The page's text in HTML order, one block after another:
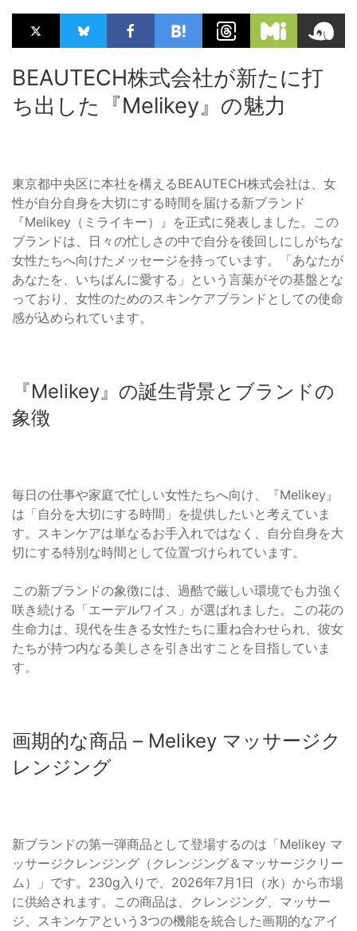
BEAUTECH株式会社が新たに打
ち出した『Melikey』の魅力
東京都中央区に本社を構えるBEAUTECH株式会社は、女
性が自分自身を大切にする時間を届ける新ブランド
『Melikey（ミライキー）』を正式に発表しました。この
ブランドは、日々の忙しさの中で自分を後回しにしがちな
女性たちへ向けたメッセージを持っています。「あなたが
あなたを、いちばんに愛する」という言葉がその基盤とな
っており、女性のためのスキンケアブランドとしての使命
感が込められています。
『Melikey』の誕生背景とブランドの
象徴
毎日の仕事や家庭で忙しい女性たちへ向け、『Melikey』
は「自分を大切にする時間」を提供したいと考えていま
す。スキンケアは単なるお手入れではなく、自分自身を大
切にする特別な時間として位置づけられています。
この新ブランドの象徴には、過酷で厳しい環境でも力強く
咲き続ける「エーデルワイス」が選ばれました。この花の
生命力は、現代を生きる女性たちに重ね合わせられ、彼女
たちが持つ内なる美しさを引き出すことを目指していま
す。
画期的な商品 – Melikey マッサージク
レンジング
新ブランドの第一弾商品として登場するのは「Melikey マ
ッサージクレンジング（クレンジング＆マッサージクリー
ム）」です。230g入りで、2026年7月1日（水）から市場
に供給されます。この商品は、クレンジング、マッサー
ジ、スキンケアという3つの機能を統合した画期的なアイ